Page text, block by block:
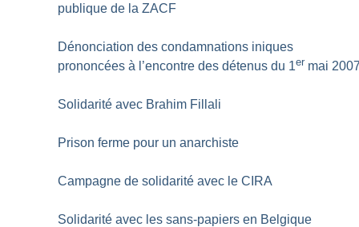
publique de la ZACF
Dénonciation des condamnations iniques
prononcées à l’encontre des détenus du 1er mai
Solidarité avec Brahim Fillali
Prison ferme pour un anarchiste
Campagne de solidarité avec le CIRA
Solidarité avec les sans-papiers en Belgique